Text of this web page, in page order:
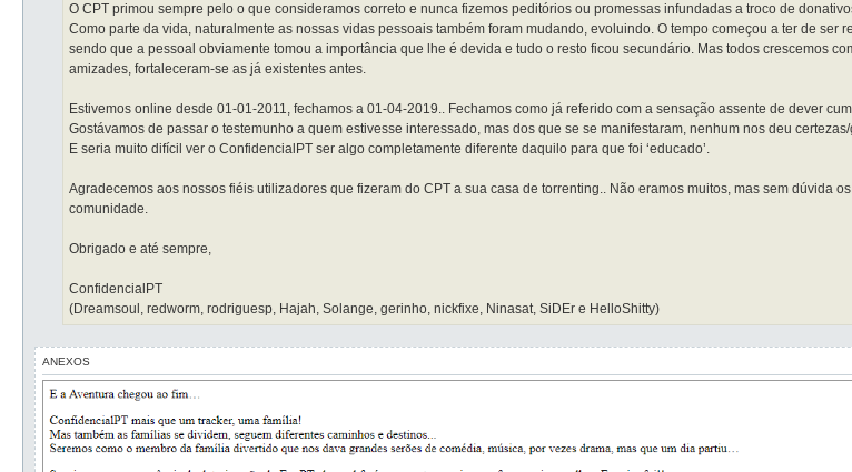
O CPT primou sempre pelo o que consideramos correto e nunca fizemos peditórios ou promessas infundadas a troco de
Como parte da vida, naturalmente as nossas vidas pessoais também foram mudando, evoluindo. O tempo começou a ter de ser
sendo que a pessoal obviamente tomou a importância que lhe é devida e tudo o resto ficou secundário. Mas todos crescemos
amizades, fortaleceram-se as já existentes antes.
Estivemos online desde 01-01-2011, fechamos a 01-04-2019.. Fechamos como já referido com a sensação assente de dever
Gostávamos de passar o testemunho a quem estivesse interessado, mas dos que se se manifestaram, nenhum nos deu
E seria muito difícil ver o ConfidencialPT ser algo completamente diferente daquilo para que foi ‘educado’.
Agradecemos aos nossos fiéis utilizadores que fizeram do CPT a sua casa de torrenting.. Não eramos muitos, mas sem dúvida
comunidade.
Obrigado e até sempre,
ConfidencialPT
(Dreamsoul, redworm, rodriguesp, Hajah, Solange, gerinho, nickfixe, Ninasat, SiDEr e HelloShitty)
ANEXOS